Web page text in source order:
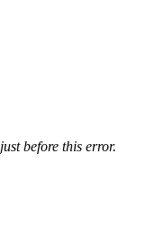
before this error.